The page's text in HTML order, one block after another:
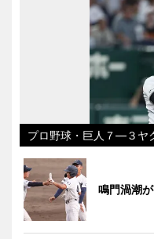
プロ野球・巨人７―３ヤ
鳴門渦潮